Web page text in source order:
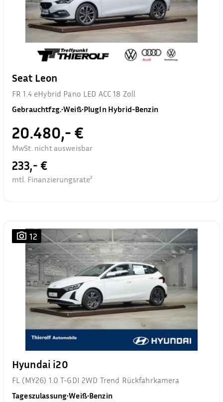
Seat Leon
FR 1.4 eHybrid Pano LED ACC 18 Zoll
Gebrauchtfzg.•Weiß•PlugIn Hybrid-Benzin
20.480,- €
MwSt. nicht ausweisbar
233,- €
mtl. Finanzierungsrate²
12
Hyundai i20
FL (MY26) 1.0 T-GDI 2WD Trend Rückfahrkamera
Tageszulassung•Weiß•Benzin